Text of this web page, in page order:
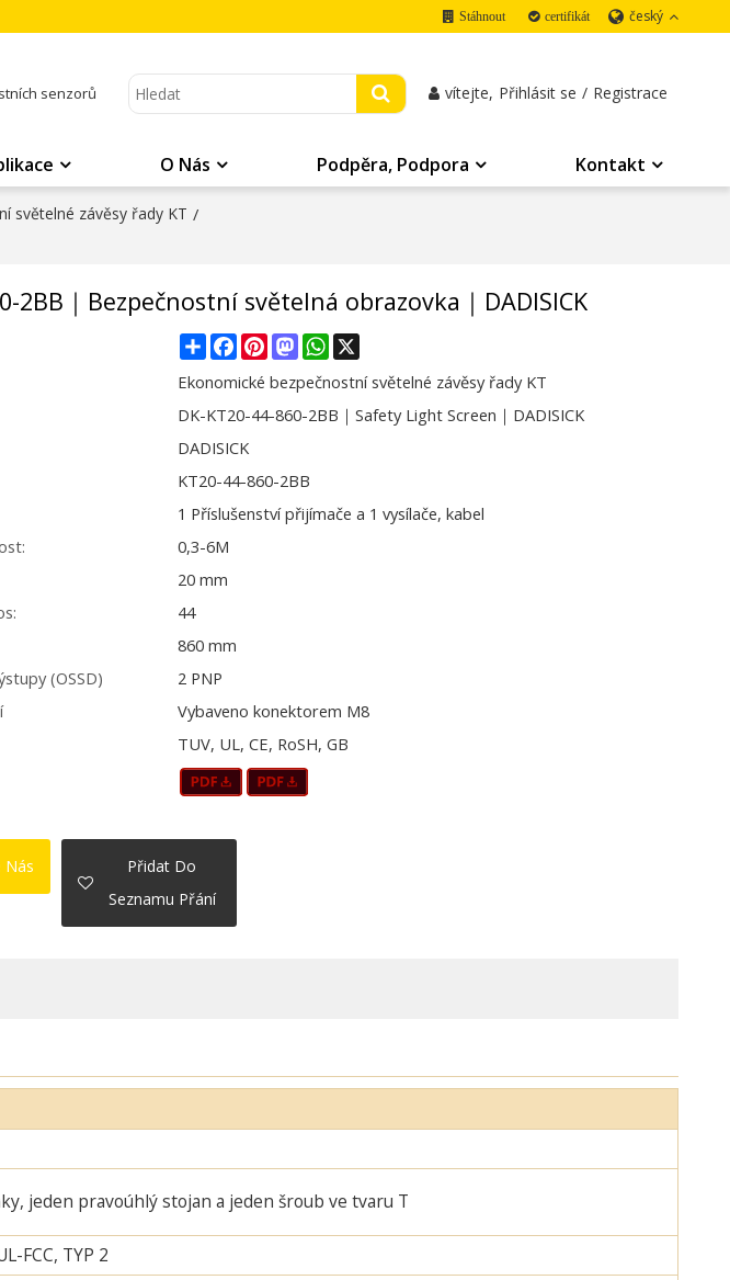
Stáhnout certifikát český
senzorů vítejte, Přihlásit se / Registrace
O Nás Podpěra, Podpora Kontakt
světelné závěsy řady KT /
2BB｜Bezpečnostní světelná obrazovka｜DADISICK
ShareFacebook
PinterestMastodonWhatsApp
Ekonomické bezpečnostní světelné závěsy řady KT
DK-KT20-44-860-2BB｜Safety Light Screen｜DADISICK
DADISICK
KT20-44-860-2BB
1 Příslušenství přijímače a 1 vysílače, kabel
0,3-6M
20 mm
44
860 mm
(OSSD)
2 PNP
Vybaveno konektorem M8
TUV, UL, CE, RoSH, GB
Nás
Přidat Do
Seznamu Přání
jeden pravoúhlý stojan a jeden šroub ve tvaru T
FCC, TYP 2